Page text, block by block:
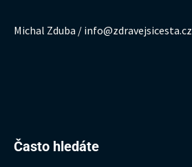
Michal Zduba / info@zdravejsicesta.cz
Často hledáte
Hledat: